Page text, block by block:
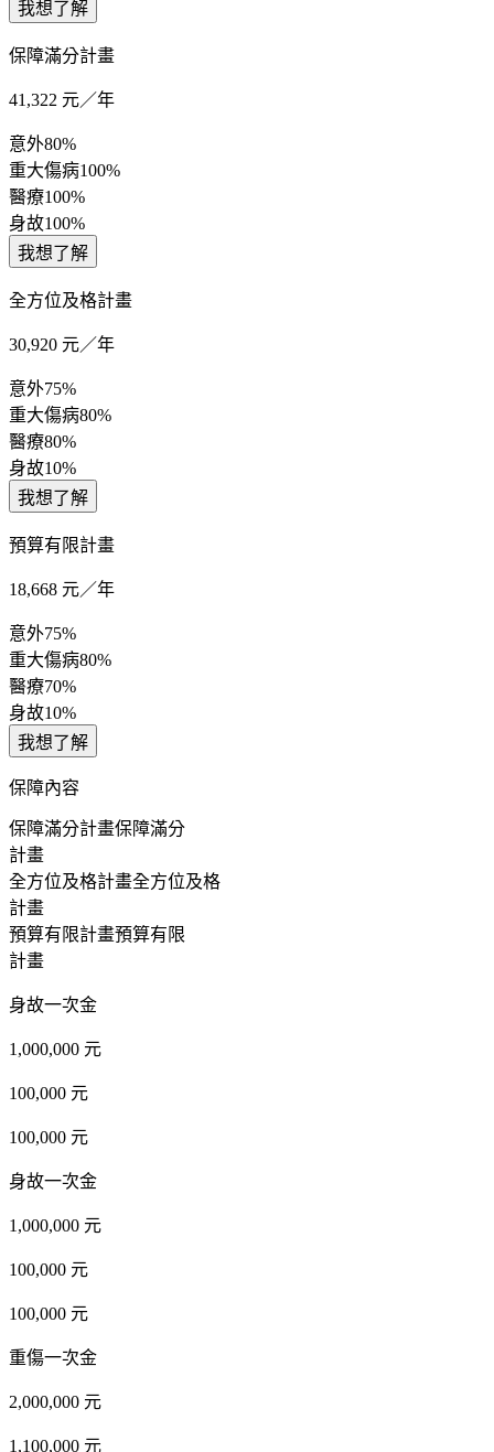
我想了解
保障滿分計畫
41,322 元／年
意外80%
重大傷病100%
醫療100%
身故100%
我想了解
全方位及格計畫
30,920 元／年
意外75%
重大傷病80%
醫療80%
身故10%
我想了解
預算有限計畫
18,668 元／年
意外75%
重大傷病80%
醫療70%
身故10%
我想了解
保障內容
保障滿分計畫保障滿分
計畫
全方位及格計畫全方位及格
計畫
預算有限計畫預算有限
計畫
身故一次金
1,000,000 元
100,000 元
100,000 元
身故一次金
1,000,000 元
100,000 元
100,000 元
重傷一次金
2,000,000 元
1,100,000 元